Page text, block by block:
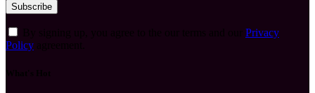
Privacy
Policy